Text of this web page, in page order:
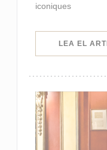
iconiques
LEA EL